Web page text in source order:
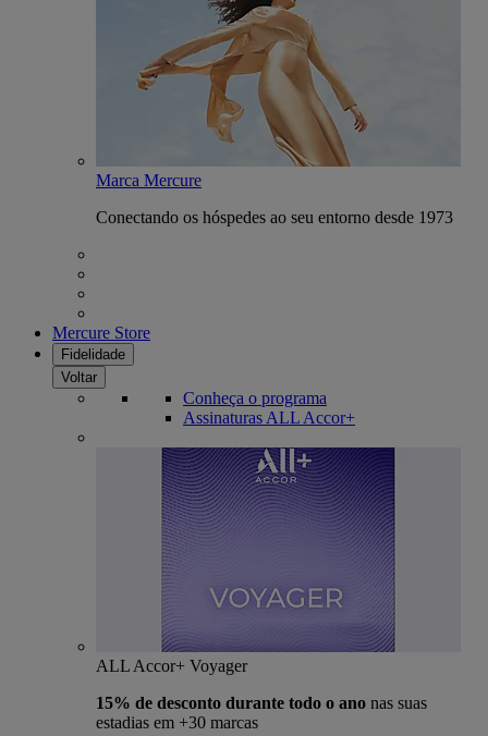
Marca Mercure
Conectando os hóspedes ao seu entorno desde 1973
Mercure Store
Fidelidade
Voltar
Conheça o programa
Assinaturas ALL Accor+
ALL Accor+ Voyager
15% de desconto durante todo o ano nas suas
estadias em +30 marcas